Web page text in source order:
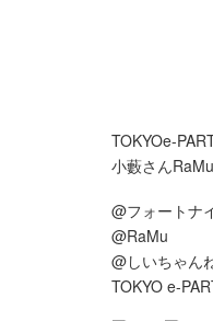
TOKYOe-
小藪さん
@フォートナ
@RaMu
@しいちゃん
TOKYO e-